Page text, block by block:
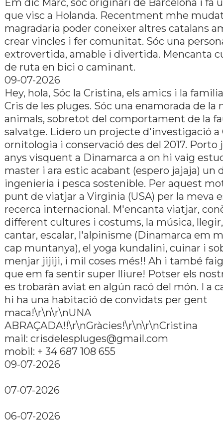
Em dic Marc, sóc originari de Barcelona i fa
que visc a Holanda. Recentment mhe
magradaria poder coneixer altres catalans
crear vincles i fer comunitat. Sóc una
extrovertida, amable i divertida. Mencanta
de ruta en bici o caminant.
09-07-2026
Hey, hola, Sóc la Cristina, els amics i la
Cris de les pluges. Sóc una enamorada de la
animals, sobretot del comportament de la
salvatge. Lidero un projecte d'investigació a
ornitologia i conservació des del 2017. Porto
anys visquent a Dinamarca a on hi vaig
master i ara estic acabant (espero jajaja) un
ingenieria i pesca sostenible. Per aquest
punt de viatjar a Virginia (USA) per la meva
recerca internacional. M'encanta viatjar,
different cultures i costums, la música,
cantar, escalar, l'alpinisme (Dinamarca em
cap muntanya), el yoga kundalini, cuinar i
menjar jijiji, i mil coses més!! Ah i també
que em fa sentir super lliure! Potser els
es trobaràn aviat en algún racó del món. I a
hi ha una habitació de convidats per gent
maca!\r\n\r\nUNA
ABRAÇADA!!\r\nGràcies!\r\n\r\nCristina
mail: crisdelespluges@gmail.com
mobil: + 34 687 108 655
09-07-2026
07-07-2026
06-07-2026